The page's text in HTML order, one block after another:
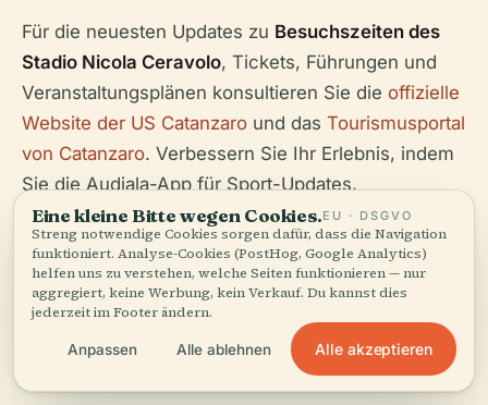
Für die neuesten Updates zu Besuchszeiten des
Stadio Nicola Ceravolo, Tickets, Führungen und
Veranstaltungsplänen konsultieren Sie die offizielle
Website der US Catanzaro und das Tourismusportal
von Catanzaro. Verbessern Sie Ihr Erlebnis, indem
Sie die Audiala-App für Sport-Updates,
Ticketinformationen und interaktive Karten
herunterladen.
Eine kleine Bitte wegen Cookies.EU · DSGVO
Streng notwendige Cookies sorgen dafür, dass die Navigation
funktioniert. Analyse-Cookies (PostHog, Google Analytics)
helfen uns zu verstehen, welche Seiten funktionieren — nur
aggregiert, keine Werbung, kein Verkauf. Du kannst dies
jederzeit im Footer ändern.
Anpassen Alle ablehnen Alle akzeptieren